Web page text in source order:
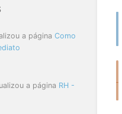
a página Como
a página RH -